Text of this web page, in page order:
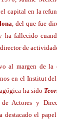
capital en la
, del que fue
ha fallecido
de
al margen de la
en el Institut
ha sido
Actores y
destacado el